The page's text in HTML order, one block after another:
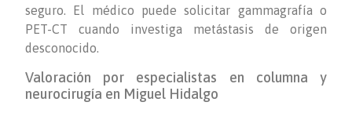
seguro. El médico puede solicitar gammagrafía o
PET-CT cuando investiga metástasis de origen
desconocido.
Valoración por especialistas en columna y
neurocirugía en Miguel Hidalgo